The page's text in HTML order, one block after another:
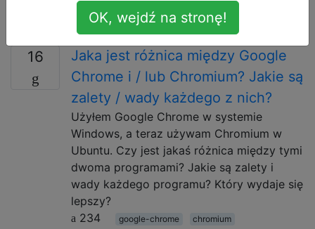
zastrzeżonej przeglądarki Chrome opublikowanej
16
Jaka jest różnica między Google
Chrome i / lub Chromium? Jakie są
zalety / wady każdego z nich?
Użyłem Google Chrome w systemie
Windows, a teraz używam Chromium w
Ubuntu. Czy jest jakaś różnica między tymi
dwoma programami? Jakie są zalety i
wady każdego programu? Który wydaje się
lepszy?
234
google-chrome chromium
OK, wejdź na stronę!